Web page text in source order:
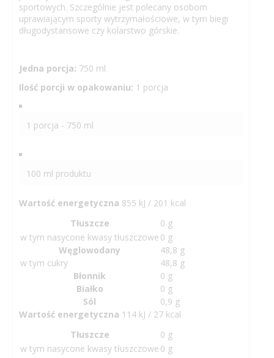
sportowych. Szczególnie jest polecany osobom
uprawiającym sporty wytrzymałościowe, w tym biegi
długodystansowe czy kolarstwo górskie.
Jedna porcja: 750 ml
Ilość porcji w opakowaniu: 1 porcja
1 porcja - 750 ml
100 ml produktu
Wartość energetyczna 855 kJ / 201 kcal
Tłuszcze
0 g
w tym nasycone kwasy tłuszczowe 0 g
Węglowodany
48,8 g
w tym cukry
48,8 g
Błonnik
0 g
Białko
0 g
Sól
0,9 g
Wartość energetyczna 114 kJ / 27 kcal
Tłuszcze
0 g
w tym nasycone kwasy tłuszczowe 0 g